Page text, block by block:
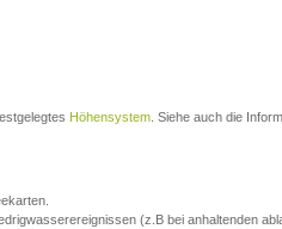
Höhensystem . Siehe auch die
(z.B bei anhaltenden